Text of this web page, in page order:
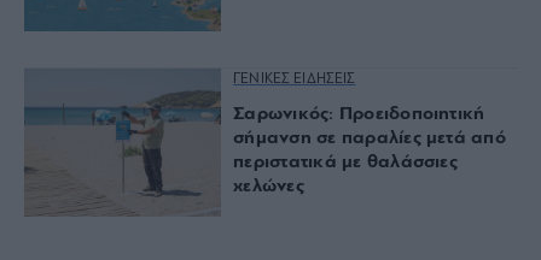
ΓΕΝΙΚΕΣ ΕΙΔΗΣΕΙΣ
Σαρωνικός: Προειδοποιητική
σήμανση σε παραλίες μετά από
περιστατικά με θαλάσσιες
χελώνες